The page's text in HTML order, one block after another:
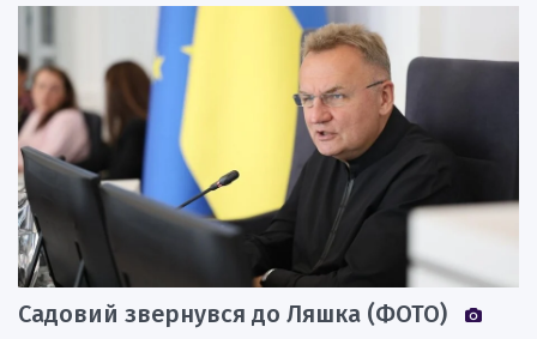
Садовий звернувся до Ляшка (ФОТО)